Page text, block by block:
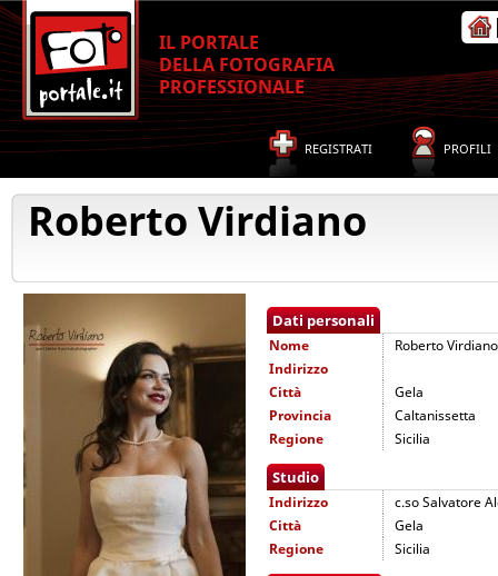
IL PORTALE
DELLA FOTOGRAFIA
PROFESSIONALE
REGISTRATI PROFILI
Roberto Virdiano
Dati personali
Nome
Roberto Virdiano
Indirizzo
Città
Gela
Provincia
Caltanissetta
Regione
Sicilia
Studio
Indirizzo
c.so Salvatore
Città
Gela
Regione
Sicilia